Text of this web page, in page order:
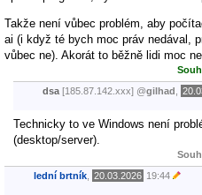
Takže není vůbec problém, aby
ai (i když té bych moc práv nedával,
vůbec ne). Akorát to běžně lidi moc
dsa [185.87.142.xxx] @gilhad
Technicky to ve Windows není
(desktop/server).
lední brtník 20.03.2026 19:44